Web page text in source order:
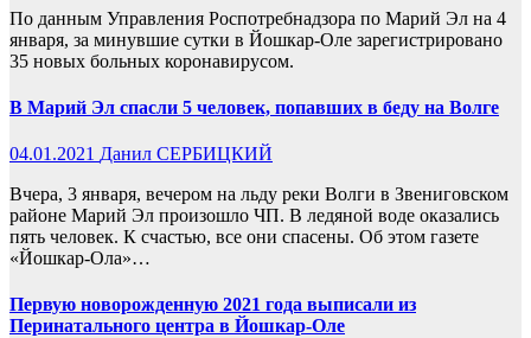
По данным Управления Роспотребнадзора по Марий Эл на 4
января, за минувшие сутки в Йошкар-Оле зарегистрировано
35 новых больных коронавирусом.
В Марий Эл спасли 5 человек, попавших в беду на Волге
04.01.2021 Данил СЕРБИЦКИЙ
Вчера, 3 января, вечером на льду реки Волги в Звениговском
районе Марий Эл произошло ЧП. В ледяной воде оказались
пять человек. К счастью, все они спасены. Об этом газете
«Йошкар-Ола»…
Первую новорожденную 2021 года выписали из
Перинатального центра в Йошкар-Оле